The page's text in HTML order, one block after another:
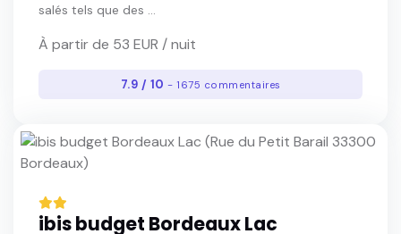
salés tels que des ...
À partir de 53 EUR / nuit
7.9 / 10 - 1675 commentaires
ibis budget Bordeaux Lac